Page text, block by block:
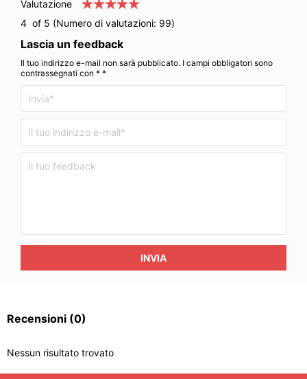
Valutazione
4 of 5 (Numero di valutazioni: 99)
Lascia un feedback
Il tuo indirizzo e-mail non sarà pubblicato. I campi obbligatori sono
contrassegnati con * *
INVIA
Recensioni (0)
Nessun risultato trovato